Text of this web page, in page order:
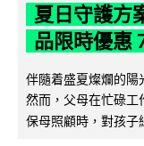
夏日守護方
品限時優惠
伴隨着盛夏燦爛的陽
然而，父母在忙碌工
保母照顧時，對孩子